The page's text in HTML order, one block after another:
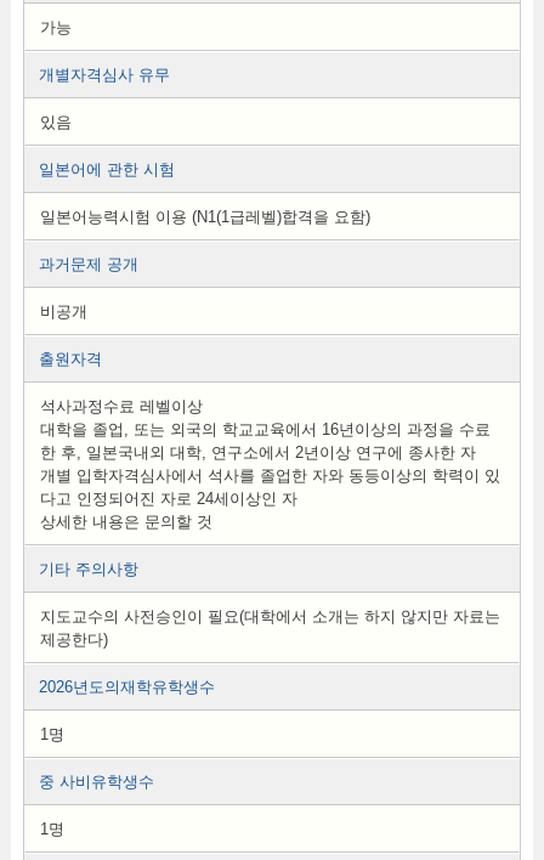
가능
개별자격심사 유무
있음
일본어에 관한 시험
일본어능력시험 이용 (N1(1급레벨)합격을 요함)
과거문제 공개
비공개
출원자격
석사과정수료 레벨이상
대학을 졸업, 또는 외국의 학교교육에서 16년이상의 과정을 수료
한 후, 일본국내외 대학, 연구소에서 2년이상 연구에 종사한 자
개별 입학자격심사에서 석사를 졸업한 자와 동등이상의 학력이 있
다고 인정되어진 자로 24세이상인 자
상세한 내용은 문의할 것
기타 주의사항
지도교수의 사전승인이 필요(대학에서 소개는 하지 않지만 자료는
제공한다)
2026년도의재학유학생수
1명
중 사비유학생수
1명